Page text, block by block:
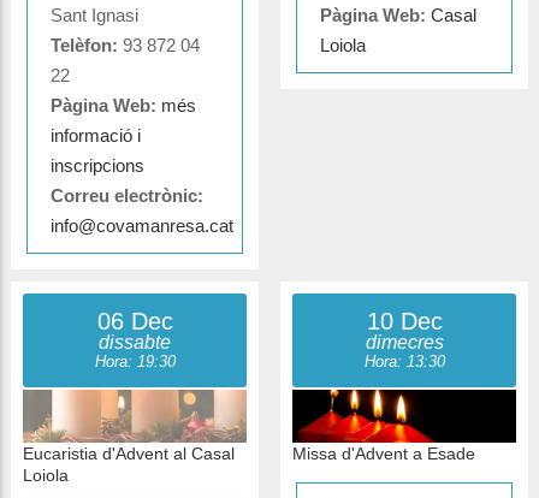
Sant Ignasi
Telèfon: 93 872 04
22
Pàgina Web: més
informació i
inscripcions
Correu electrònic:
info@covamanresa.cat
Pàgina Web: Casal
Loiola
06 Dec
dissabte
Hora: 19:30
Eucaristia d'Advent al Casal
Loiola
10 Dec
dimecres
Hora: 13:30
Missa d'Advent a Esade